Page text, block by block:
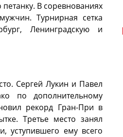
В соревнованиях
Турнирная сетка
Ленинградскую и
Сергей Лукин и Павел
по дополнительному
рекорд Гран-При в
Третье место занял
уступившего ему всего